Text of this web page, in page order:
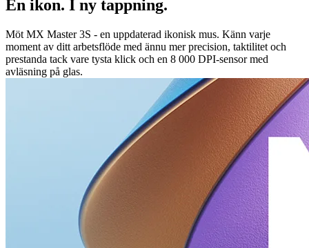
En ikon. I ny tappning.
Möt MX Master 3S - en uppdaterad ikonisk mus. Känn varje
moment av ditt arbetsflöde med ännu mer precision, taktilitet och
prestanda tack vare tysta klick och en 8 000 DPI-sensor med
avläsning på glas.